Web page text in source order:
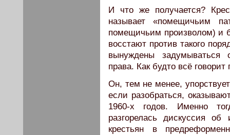
И что же получается?
называет «помещичьим
помещичьим произволом) и
восстают против такого
вынуждены задумываться
права. Как будто всё
Он, тем не менее,
если разобраться,
1960-х годов. Именно
разгорелась дискуссия об
крестьян в